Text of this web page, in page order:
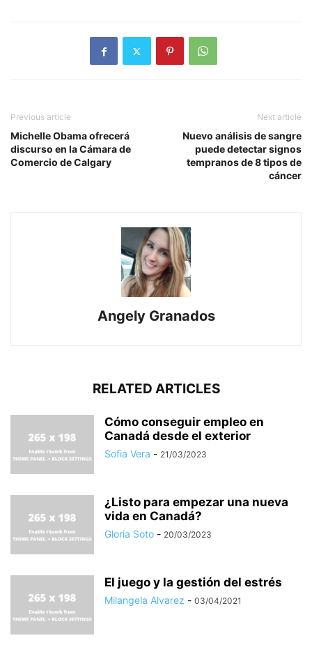
Previous article
Michelle Obama ofrecerá
discurso en la Cámara de
Comercio de Calgary
Next article
Nuevo análisis de sangre
puede detectar signos
tempranos de 8 tipos de
cáncer
Angely Granados
RELATED ARTICLES
Cómo conseguir empleo en
Canadá desde el exterior
Sofia Vera - 21/03/2023
¿Listo para empezar una nueva
vida en Canadá?
Gloria Soto - 20/03/2023
El juego y la gestión del estrés
Milangela Alvarez - 03/04/2021